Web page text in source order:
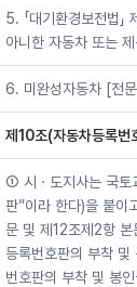
5. 「대기환경보전법
아니한 자동차 또는
6. 미완성자동차 [전
제10조(자동차등록번
① 시ㆍ도지사는 국토
판”이라 한다)을 붙이
문 및 제12조제2항
등록번호판의 부착
번호판의 부착 및 봉